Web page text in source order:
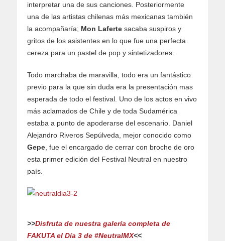
interpretar una de sus canciones. Posteriormente
una de las artistas chilenas más mexicanas también
la acompañaría; Mon Laferte sacaba suspiros y
gritos de los asistentes en lo que fue una perfecta
cereza para un pastel de pop y sintetizadores.
Todo marchaba de maravilla, todo era un fantástico
previo para la que sin duda era la presentación mas
esperada de todo el festival. Uno de los actos en vivo
más aclamados de Chile y de toda Sudamérica
estaba a punto de apoderarse del escenario. Daniel
Alejandro Riveros Sepúlveda, mejor conocido como
Gepe , fue el encargado de cerrar con broche de oro
esta primer edición del Festival Neutral en nuestro
país.
>>Disfruta de nuestra galería completa de
FAKUTA el Día 3 de #NeutralMX<<